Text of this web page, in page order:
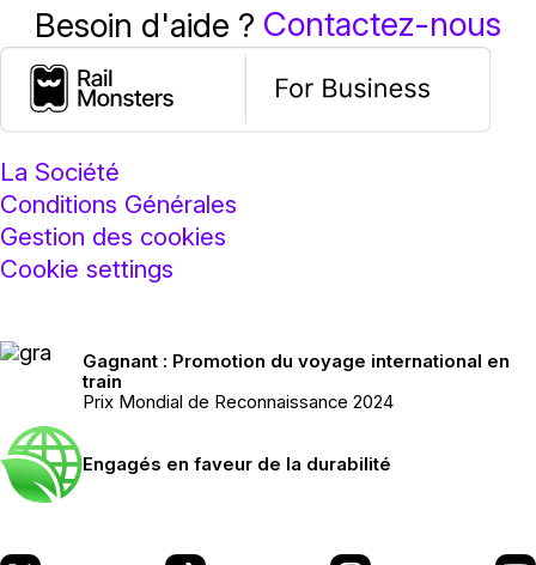
Besoin d'aide ? Contactez-nous
La Société
Conditions Générales
Gestion des cookies
Cookie settings
Gagnant : Promotion du voyage international en
train
Prix Mondial de Reconnaissance 2024
Engagés en faveur de la durabilité